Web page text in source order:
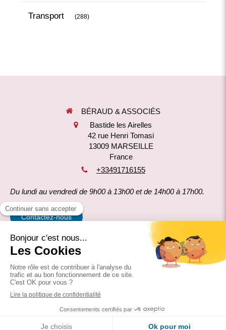
Transport (288)
BÉRAUD & ASSOCIÉS
Bastide les Airelles
42 rue Henri Tomasi
13009 MARSEILLE
France
+33491716155
Du lundi au vendredi de 9h00 à 13h00 et de 14h00 à 17h00.
Contactez-nous
Mentions légales
Politique de confidentialité
Création et référencement du site par